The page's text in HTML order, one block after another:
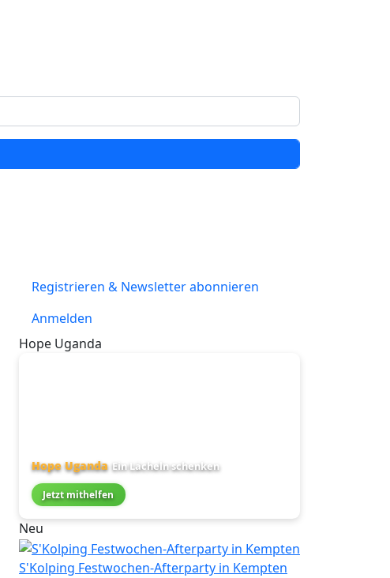
Registrieren & Newsletter abonnieren
Anmelden
Hope Uganda
Hope Uganda Ein Lächeln schenken
Jetzt mithelfen
Neu
S'Kolping Festwochen-Afterparty in Kempten